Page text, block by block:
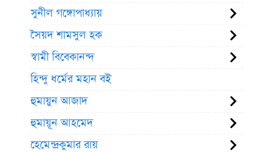
সুনীল গঙ্গোপাধ্যায়
সৈয়দ শামসুল হক
স্বামী বিবেকানন্দ
হিন্দু ধর্মের মহান বই
হুমায়ুন আজাদ
হুমায়ূন আহমেদ
হেমেন্দ্রকুমার রায়